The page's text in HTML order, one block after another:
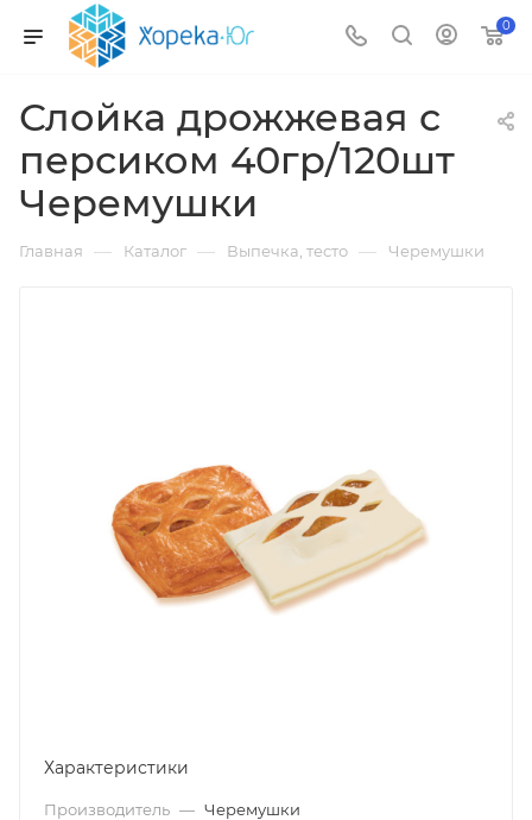
0
Слойка дрожжевая с
персиком 40гр/120шт
Черемушки
Главная — Каталог — Выпечка, тесто — Черемушки
Характеристики
Производитель — Черемушки